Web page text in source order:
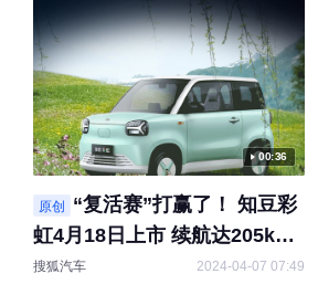
00:36
原创
“复活赛”打赢了！ 知豆彩
虹4月18日上市 续航达205km/
对标宏光MINIEV
搜狐汽车 2024-04-07 07:49